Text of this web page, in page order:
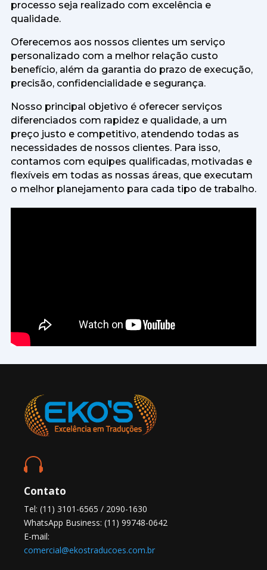
processo seja realizado com excelência e
qualidade.
Oferecemos aos nossos clientes um serviço
personalizado com a melhor relação custo
benefício, além da garantia do prazo de execução,
precisão, confidencialidade e segurança.
Nosso principal objetivo é oferecer serviços
diferenciados com rapidez e qualidade, a um
preço justo e competitivo, atendendo todas as
necessidades de nossos clientes. Para isso,
contamos com equipes qualificadas, motivadas e
flexíveis em todas as nossas áreas, que executam
o melhor planejamento para cada tipo de trabalho.

Contato
Tel: (11) 3101-6565 / 2090-1630
WhatsApp Business: (11) 99748-0642
E-mail:
comercial@ekostraducoes.com.br